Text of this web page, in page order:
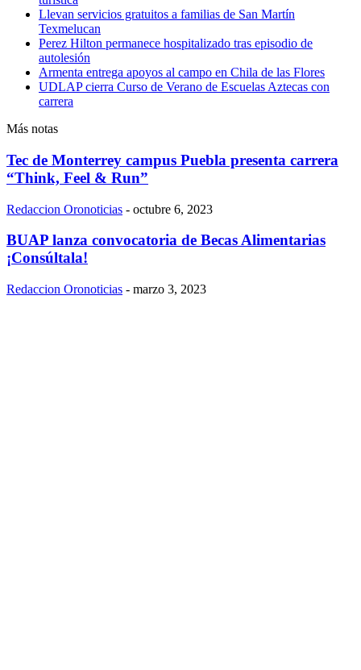
Llevan servicios gratuitos a familias de San Martín
Texmelucan
Perez Hilton permanece hospitalizado tras episodio de
autolesión
Armenta entrega apoyos al campo en Chila de las Flores
UDLAP cierra Curso de Verano de Escuelas Aztecas con
carrera
Más notas
Tec de Monterrey campus Puebla presenta carrera
“Think, Feel & Run”
Redaccion Oronoticias - octubre 6, 2023
BUAP lanza convocatoria de Becas Alimentarias
¡Consúltala!
Redaccion Oronoticias - marzo 3, 2023